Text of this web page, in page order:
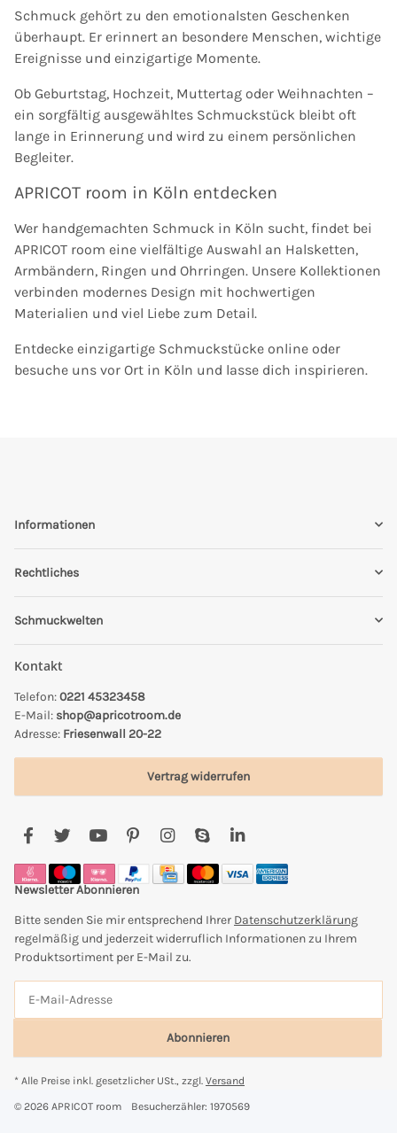
Schmuck gehört zu den emotionalsten Geschenken
überhaupt. Er erinnert an besondere Menschen, wichtige
Ereignisse und einzigartige Momente.
Ob Geburtstag, Hochzeit, Muttertag oder Weihnachten –
ein sorgfältig ausgewähltes Schmuckstück bleibt oft
lange in Erinnerung und wird zu einem persönlichen
Begleiter.
APRICOT room in Köln entdecken
Wer handgemachten Schmuck in Köln sucht, findet bei
APRICOT room eine vielfältige Auswahl an Halsketten,
Armbändern, Ringen und Ohrringen. Unsere Kollektionen
verbinden modernes Design mit hochwertigen
Materialien und viel Liebe zum Detail.
Entdecke einzigartige Schmuckstücke online oder
besuche uns vor Ort in Köln und lasse dich inspirieren.
Informationen
Rechtliches
Schmuckwelten
Kontakt
Telefon:0221 45323458
E-Mail: shop@apricotroom.de
Adresse: Friesenwall 20-22
Vertrag widerrufen
Newsletter Abonnieren
Bitte senden Sie mir entsprechend Ihrer Datenschutzerklärung
regelmäßig und jederzeit widerruflich Informationen zu Ihrem
Produktsortiment per E-Mail zu.
Abonnieren
* Alle Preise inkl. gesetzlicher USt., zzgl. Versand
© 2026 APRICOT room Besucherzähler: 1970569